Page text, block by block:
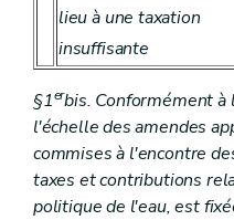
lieu à une taxation
insuffisante
§1erbis. Conformément
l'échelle des amendes
commises à l'encontre
taxes et contributions
politique de l'eau, est